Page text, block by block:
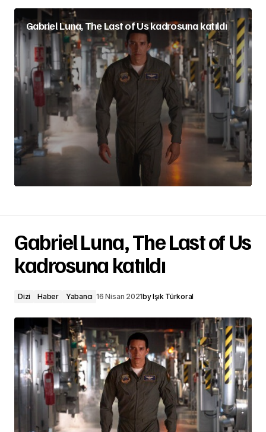
Gabriel Luna, The Last of Us kadrosuna katıldı
Gabriel Luna, The Last of Us
kadrosuna katıldı
Dizi Haber Yabancı 16 Nisan 2021byIşık Türkoral